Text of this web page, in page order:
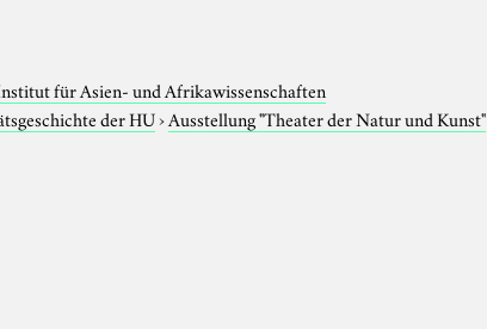
für Asien- und Afrikawissenschaften
der HU›Ausstellung "Theater der Natur und Kunst"